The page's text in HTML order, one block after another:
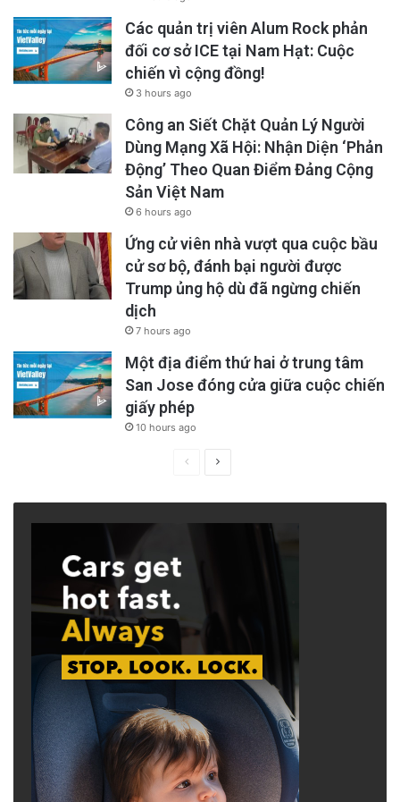
Quan hệ và khả năng xây dựng sự gắn kết
trong cộng đồng cũng là một yếu tố quan
trọng của vai trò lãnh đạo.
Chương trình chào cờ đầu tháng, vốn làhoạt
động thiện nguyện do các chú bác trong Ban
Đại Diện Cộng Đồng điều hành, đã bị văn
phòng ôngBiên Đoàn tranh giành và tước
quyền
tổ chức sau khi ông không được mời
chụp hình chung tại một sự kiện trước đó. Một
chương trình thiện nguyện mang tính tôn vinh
và ghi ơn lại trở thành tâm điểm của mâu
thuẫn cá nhân.
Sau đó, trong khi đang giữ chức vụ Nghị Viên,
với sự ủng hộ của ông David Duong,
Đoàn đã nộp đơn tòa án xin lệnh cấm lại gần
(restraining order) đối với ông Hải Huỳnh,
nhưng kết quả cuối cùng ông Hải Huỳnh thắng
kiện. Tiếp theo, nhân viên của ông Biên Đoàn
cũng nộp đơn toàn án xin lệnh cấm lại gần
(restraining order) đối với ông Hải Huỳnh chỉ
vì cụm từ “
bút sa gà chết” trong email trao
Các quản trị viên Alum Rock phản
đối cơ sở ICE tại Nam Hạt: Cuộc
chiến vì cộng đồng!
3 hours ago
Công an Siết Chặt Quản Lý Người
Dùng Mạng Xã Hội: Nhận Diện ‘Phản
Động’ Theo Quan Điểm Đảng Cộng
Sản Việt Nam
6 hours ago
Ứng cử viên nhà vượt qua cuộc bầu
cử sơ bộ, đánh bại người được
Trump ủng hộ dù đã ngừng chiến
dịch
7 hours ago
Một địa điểm thứ hai ở trung tâm
San Jose đóng cửa giữa cuộc chiến
giấy phép
10 hours ago
PreviousNext